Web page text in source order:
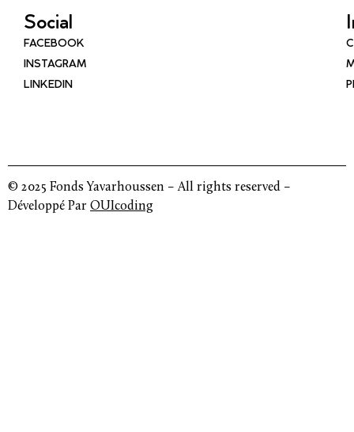
Social
FACEBOOK
INSTAGRAM
LINKEDIN
© 2025 Fonds Yavarhoussen – All rights reserved –
Développé Par OUIcoding